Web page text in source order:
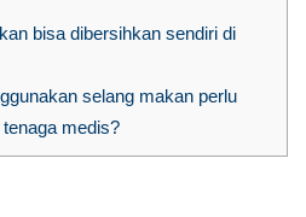
bisa dibersihkan sendiri di
selang makan perlu
medis?